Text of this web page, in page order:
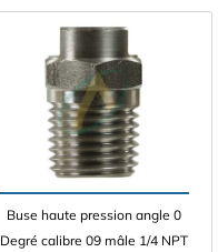
Buse haute pression angle 0
Degré calibre 09 mâle 1/4 NPT